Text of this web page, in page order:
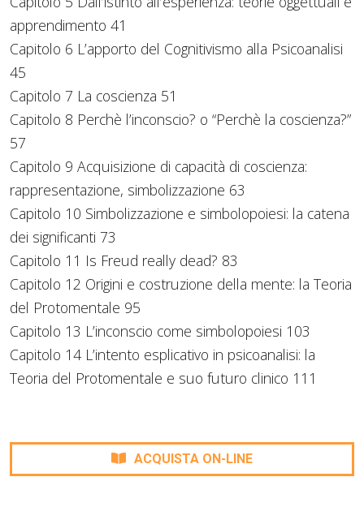
apprendimento 41
Capitolo 6 L’apporto del Cognitivismo alla Psicoanalisi
45
Capitolo 7 La coscienza 51
Capitolo 8 Perchè l’inconscio? o “Perchè la coscienza?”
57
Capitolo 9 Acquisizione di capacità di coscienza:
rappresentazione, simbolizzazione 63
Capitolo 10 Simbolizzazione e simbolopoiesi: la catena
dei significanti 73
Capitolo 11 Is Freud really dead? 83
Capitolo 12 Origini e costruzione della mente: la Teoria
del Protomentale 95
Capitolo 13 L’inconscio come simbolopoiesi 103
Capitolo 14 L’intento esplicativo in psicoanalisi: la
Teoria del Protomentale e suo futuro clinico 111
ACQUISTA ON-LINE